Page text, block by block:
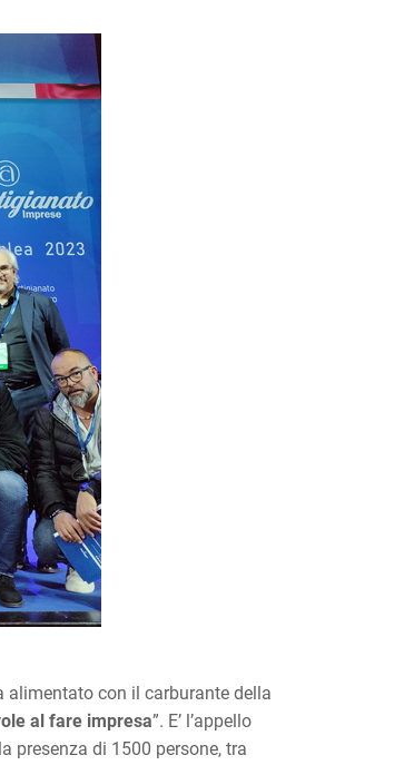
alimentato con il carburante della
al fare impresa”. E’ l’appello
presenza di 1500 persone, tra